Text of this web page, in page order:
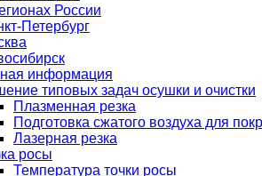
России
Петербург
информация
типовых задач осушки и очистки
Плазменная резка
Подготовка сжатого воздуха для
Лазерная резка
росы
Температура точки росы